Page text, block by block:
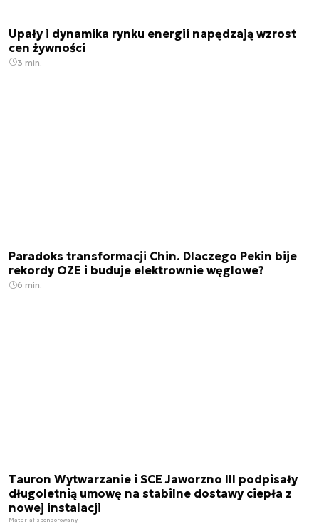
Upały i dynamika rynku energii napędzają wzrost
cen żywności
3 min.
Paradoks transformacji Chin. Dlaczego Pekin bije
rekordy OZE i buduje elektrownie węglowe?
6 min.
Tauron Wytwarzanie i SCE Jaworzno III podpisały
długoletnią umowę na stabilne dostawy ciepła z
nowej instalacji
Materiał sponsorowany